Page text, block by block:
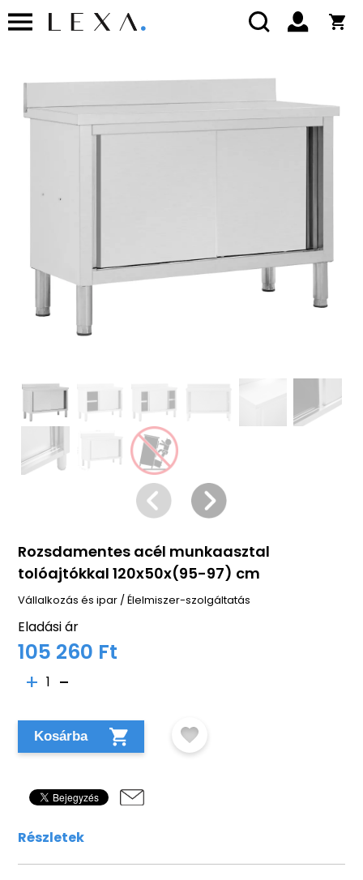
Rozsdamentes acél munkaasztal
tolóajtókkal 120x50x(95-97) cm
Vállalkozás és ipar /Élelmiszer-szolgáltatás
Eladási ár
105 260 Ft
1
Kosárba
Részletek